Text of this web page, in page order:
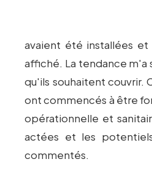
avaient été installées
affiché. La tendance m'a
qu'ils souhaitent couvrir.
ont commencés à être
opérationnelle et
actées et les
commentés.